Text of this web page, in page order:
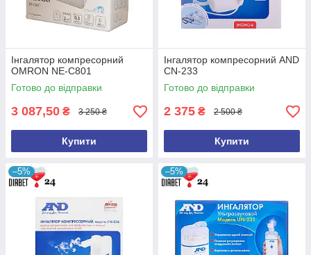
Інгалятори (Акційні)
Акційні товари - для такого типу товарів є можливість
купівлі через "Prom Оплата". Безкоштовна доставка
у разі замовлення в точку видачі Розетка.
Інгалятор компресорний
OMRON NE-C801
Готово до відправки
3 087,50 ₴ 3 250 ₴
Купити
Інгалятор компресорний AND
CN-233
Готово до відправки
2 375 ₴ 2 500 ₴
Купити
–5% –5%